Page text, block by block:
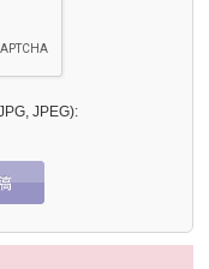
JPEG):